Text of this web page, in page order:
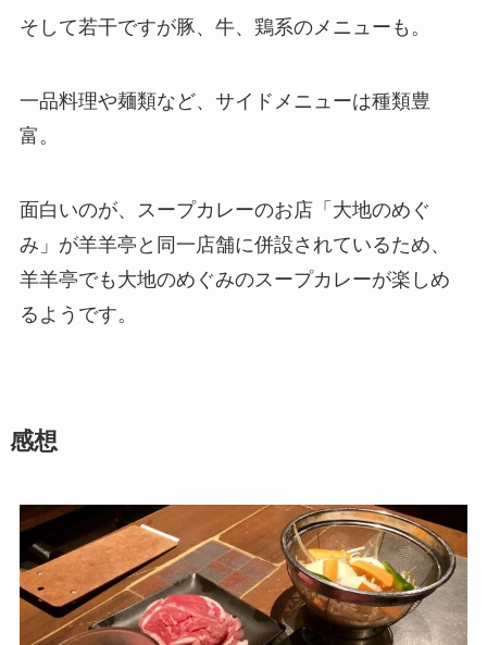
そして若干ですが豚、牛、鶏系のメニューも。
一品料理や麺類など、サイドメニューは種類豊
富。
面白いのが、スープカレーのお店「大地のめぐ
み」が羊羊亭と同一店舗に併設されているため、
羊羊亭でも大地のめぐみのスープカレーが楽しめ
るようです。
感想